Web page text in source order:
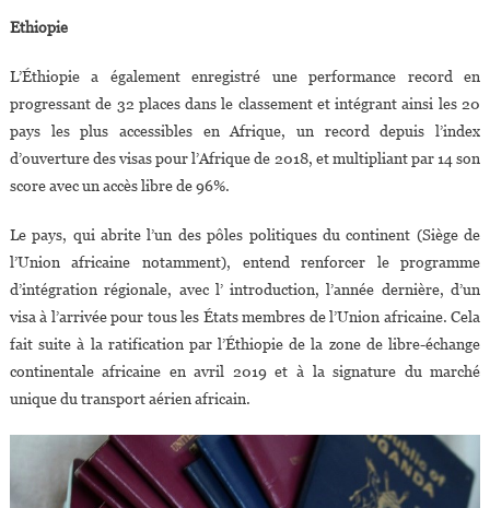
Ethiopie
L’Éthiopie a également enregistré une performance record en
progressant de 32 places dans le classement et intégrant ainsi les 20
pays les plus accessibles en Afrique, un record depuis l’index
d’ouverture des visas pour l’Afrique de 2018, et multipliant par 14 son
score avec un accès libre de 96%.
Le pays, qui abrite l’un des pôles politiques du continent (Siège de
l’Union africaine notamment), entend renforcer le programme
d’intégration régionale, avec l’ introduction, l’année dernière, d’un
visa à l’arrivée pour tous les États membres de l’Union africaine. Cela
fait suite à la ratification par l’Éthiopie de la zone de libre-échange
continentale africaine en avril 2019 et à la signature du marché
unique du transport aérien africain.